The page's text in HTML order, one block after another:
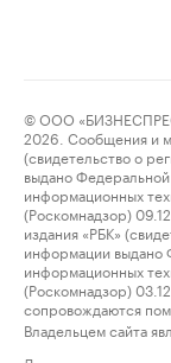
© ООО
2026. Сообщения и
(свидетельство о
выдано
информационных
(Роскомнадзор)
издания «РБК»
информации выдано
информационных
(Роскомнадзор)
сопровождаются
Владельцем сайта